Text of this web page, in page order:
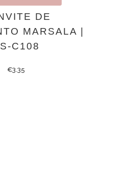
DE
MARSALA |
C108
€3.35